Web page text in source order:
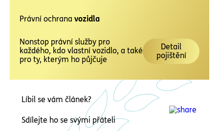
Právní ochrana vozidla
Nonstop právní služby pro
každého, kdo vlastní vozidlo, a také
pro ty, kterým ho půjčuje
Detail
pojištění
Líbil se vám článek?
Sdílejte ho se svými přáteli